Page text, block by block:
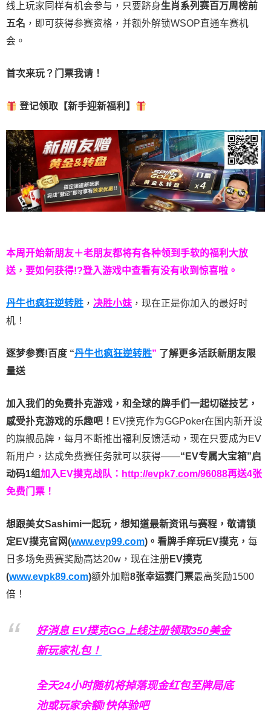
线上玩家同样有机会参与，只要跻身生肖系列赛百万周榜前
五名 ，即可获得参赛资格，并额外解锁WSOP直通车赛机
会。
首次来玩？门票我请！
登记领取【新手迎新福利】
本周开始新朋友＋老朋友都将有各种领到手软的福利大放
送，要如何获得!?登入游戏中查看有没有收到惊喜啦。
丹牛也疯狂逆转胜 ， 决胜小妹 ，现在正是你加入的最好时
机！
逐梦参赛!百度 “丹牛也疯狂逆转胜” 了解更多活跃新朋友限
量送
加入我们的免费扑克游戏，和全球的牌手们一起切磋技艺，
感受扑克游戏的乐趣吧！ EV撲克作为GGPoker在国内新开设
的旗舰品牌，每月不断推出福利反馈活动，现在只要成为EV
新用户，达成免费赛任务就可以获得——“EV专属大宝箱”启
动码1组加入EV撲克战队： http://evpk7.com/96088再送4张
免费门票！
想跟美女Sashimi一起玩， 想知道最新资讯与赛程， 敬请锁
定EV撲克官网(www.evp99.com)。 看牌手痒玩EV撲克， 每
日多场免费赛奖励高达20w，现在注册 EV撲克
(www.evpk89.com)额外加赠8张幸运赛门票最高奖励1500
倍！
好消息 EV撲克GG上线注册领取350美金
新玩家礼包！
全天24小时随机将掉落现金红包至牌局底
池或玩家余额!快体验吧